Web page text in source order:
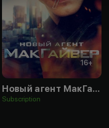
16+
Новый агент МакГайвер
Subscription